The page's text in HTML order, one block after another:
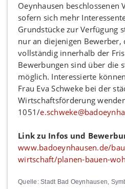
Oeynhausen beschlossenen
sofern sich mehr
Grundstücke zur Verfügung
nur an diejenigen Bewerber,
vollständig innerhalb der
Bewerbungen sind über die
möglich. Interessierte
Frau Eva Schweke bei der
Wirtschaftsförderung
1051/
Link zu Infos und
www.badoeynhausen.de/
wirtschaft/planen-bauen-
Quelle: Stadt Bad Oeynhausen,